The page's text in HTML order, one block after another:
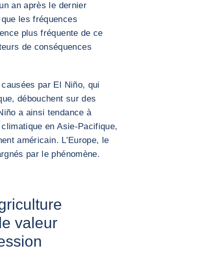
an après le dernier
les fréquences
plus fréquente de ce
de conséquences
par El Niño, qui
débouchent sur des
a ainsi tendance à
en Asie-Pacifique,
américain. L’Europe, le
par le phénomène.
valeur